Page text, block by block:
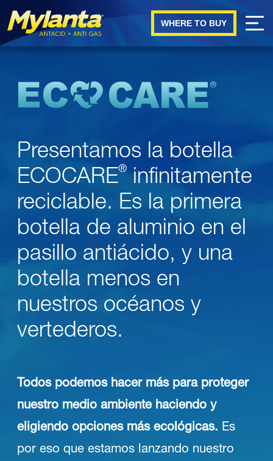
Skip to main content
WHERE TO BUY
ECOCARE®
Presentamos la botella
ECOCARE®infinitamente
reciclable. Es la primera
botella de aluminio en el
pasillo antiácido, y una
botella menos en
nuestros océanos y
vertederos.
Todos podemos hacer más para proteger
nuestro medio ambiente haciendo y
eligiendo opciones más ecológicas. Es
por eso que estamos lanzando nuestro